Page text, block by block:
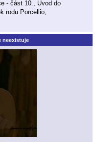
- část 10., Úvod do
rodu Porcellio;
neexistuje